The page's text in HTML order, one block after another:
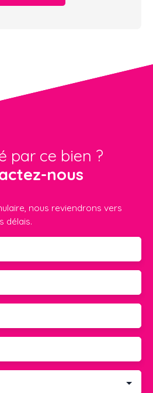
par ce bien ?
nous
nous reviendrons vers
délais.